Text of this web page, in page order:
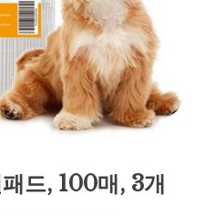
드, 100매, 3개